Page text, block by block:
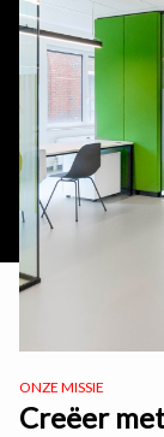
ONZE MISSIE
Creëer